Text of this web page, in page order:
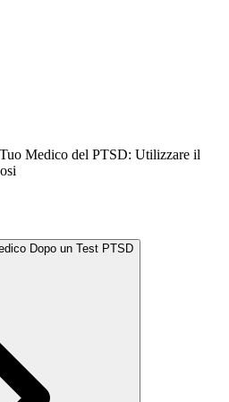
Medico del PTSD: Utilizzare il
Dopo un Test PTSD